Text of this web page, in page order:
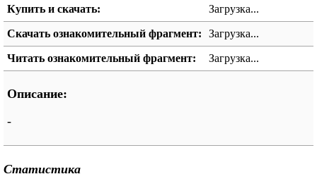
Купить и скачать: Загрузка...
Скачать ознакомительный фрагмент: Загрузка...
Читать ознакомительный фрагмент: Загрузка...
Описание:
-
Статистика